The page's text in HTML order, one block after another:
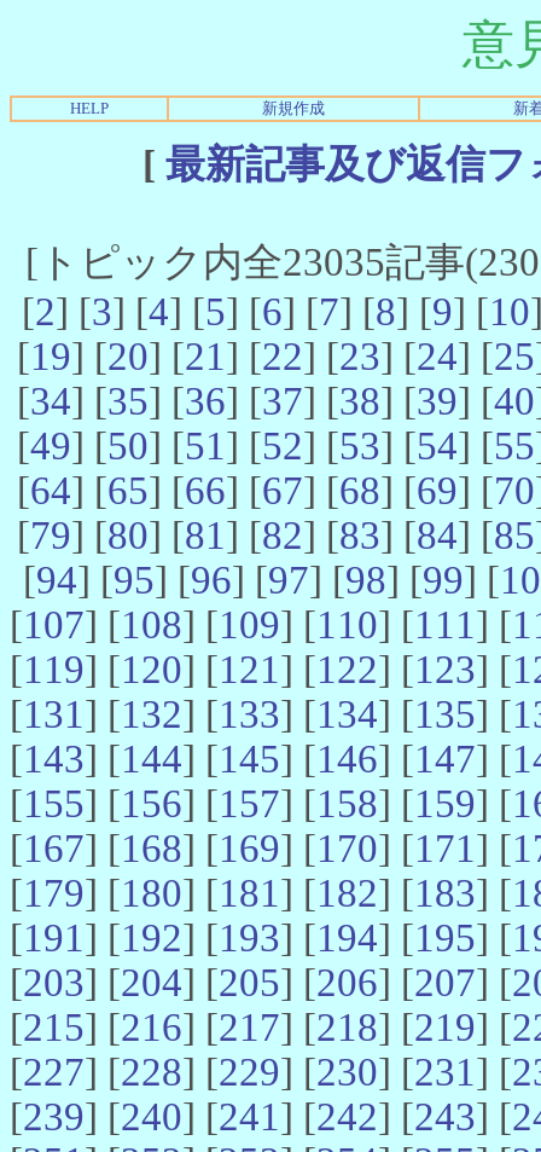
意
HELP 新規作成 新
[ 最新記事及び返信
[トピック内全23035記事
[2] [3] [4] [5] [6] [7] [8] [9] [10
[19] [20] [21] [22] [23] [24] [25
[34] [35] [36] [37] [38] [39] [40
[49] [50] [51] [52] [53] [54] [55
[64] [65] [66] [67] [68] [69] [70
[79] [80] [81] [82] [83] [84] [85
[94] [95] [96] [97] [98] [99] [
[107] [108] [109] [110] [111] [
[119] [120] [121] [122] [123] [
[131] [132] [133] [134] [135] [
[143] [144] [145] [146] [147] [
[155] [156] [157] [158] [159] [
[167] [168] [169] [170] [171] [
[179] [180] [181] [182] [183] [
[191] [192] [193] [194] [195] [
[203] [204] [205] [206] [207] [
[215] [216] [217] [218] [219] [
[227] [228] [229] [230] [231] [
[239] [240] [241] [242] [243] [